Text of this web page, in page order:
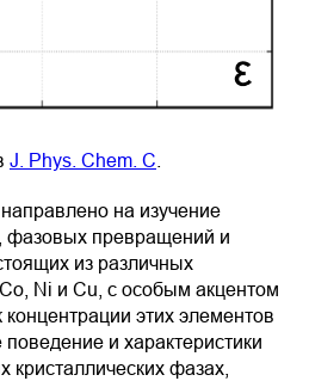
J. Phys. Chem. C
на изучение
фазовых превращений и
из различных
Ni и Cu, с особым акцентом
концентрации этих элементов
и характеристики
кристаллических фазах,